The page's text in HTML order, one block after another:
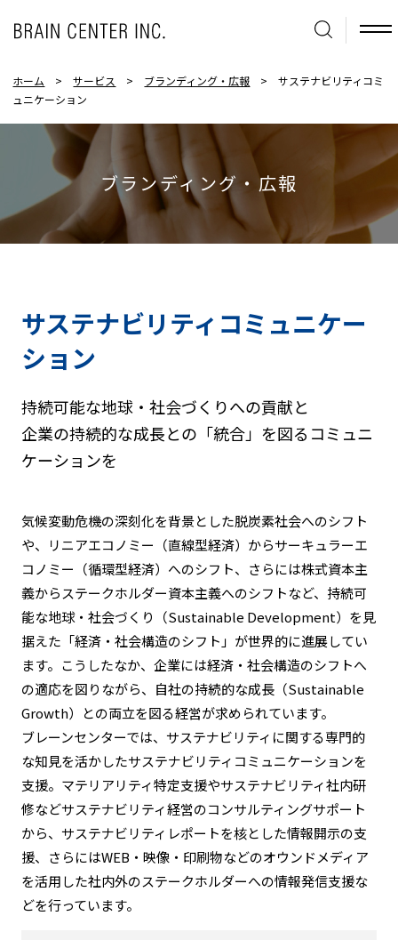
ホーム >サービス > ブランディング・広報 >サステナビリティコミ
ュニケーション
ブランディング・広報
サステナビリティコミュニケー
ション
持続可能な地球・社会づくりへの貢献と
企業の持続的な成長との「統合」を図るコミュニ
ケーションを
気候変動危機の深刻化を背景とした脱炭素社会へのシフト
や、リニアエコノミー（直線型経済）からサーキュラーエ
コノミー（循環型経済）へのシフト、さらには株式資本主
義からステークホルダー資本主義へのシフトなど、持続可
能な地球・社会づくり（Sustainable Development）を見
据えた「経済・社会構造のシフト」が世界的に進展してい
ます。こうしたなか、企業には経済・社会構造のシフトへ
の適応を図りながら、自社の持続的な成長（Sustainable
Growth）との両立を図る経営が求められています。
ブレーンセンターでは、サステナビリティに関する専門的
な知見を活かしたサステナビリティコミュニケーションを
支援。マテリアリティ特定支援やサステナビリティ社内研
修などサステナビリティ経営のコンサルティングサポート
から、サステナビリティレポートを核とした情報開示の支
援、さらにはWEB・映像・印刷物などのオウンドメディア
を活用した社内外のステークホルダーへの情報発信支援な
どを行っています。